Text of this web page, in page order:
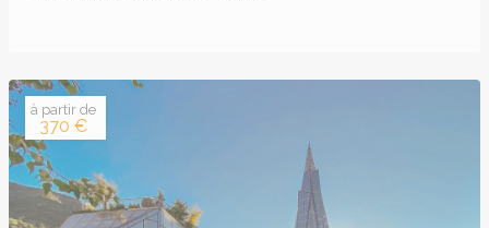
à partir de
370 €